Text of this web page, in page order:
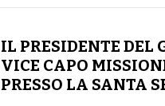
IL PRESIDENTE DEL
VICE CAPO
PRESSO LA SANTA